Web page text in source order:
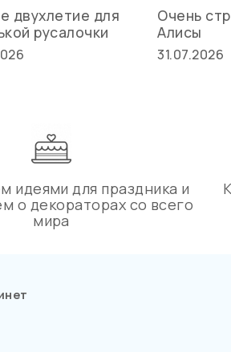
двухлетие для
русалочки
Очень
Алисы
31.07.2026
идеями для праздника и
о декораторах со всего
мира